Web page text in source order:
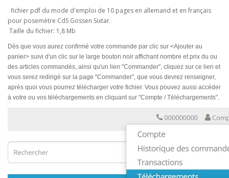
fichier pdf du mode d'emploi de 10 pages en allemand et en français
pour posemètre CdS Gossen Sixtar.
Taille du fichier: 1,8 Mb
Dès que vous aurez confirmé votre commande par clic sur <Ajouter au
panier> suivi d'un clic sur le large bouton noir affichant nombre et prix du ou
des articles commandés, ainsi qu'un lien "Commander", cliquez sur ce lien et
vous serez redirigé sur la page "Commander", que vous devrez renseigner,
après quoi vous pourrez télécharger votre fichier. Vous pouvez aussi accéder
à votre ou vos téléchargements en cliquant sur "Compte / Téléchargements".